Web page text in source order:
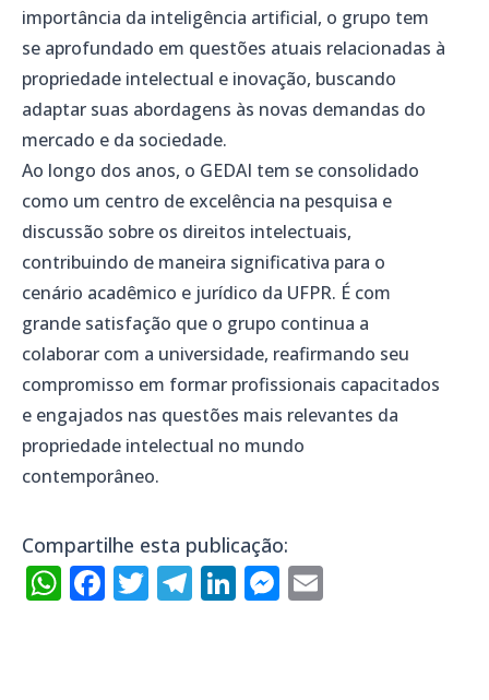
importância da inteligência artificial, o grupo tem
se aprofundado em questões atuais relacionadas à
propriedade intelectual e inovação, buscando
adaptar suas abordagens às novas demandas do
mercado e da sociedade.
Ao longo dos anos, o GEDAI tem se consolidado
como um centro de excelência na pesquisa e
discussão sobre os direitos intelectuais,
contribuindo de maneira significativa para o
cenário acadêmico e jurídico da UFPR. É com
grande satisfação que o grupo continua a
colaborar com a universidade, reafirmando seu
compromisso em formar profissionais capacitados
e engajados nas questões mais relevantes da
propriedade intelectual no mundo
contemporâneo.
Compartilhe esta publicação:
WhatsApp
Facebook
Twitter
Telegram
LinkedIn
Messenger